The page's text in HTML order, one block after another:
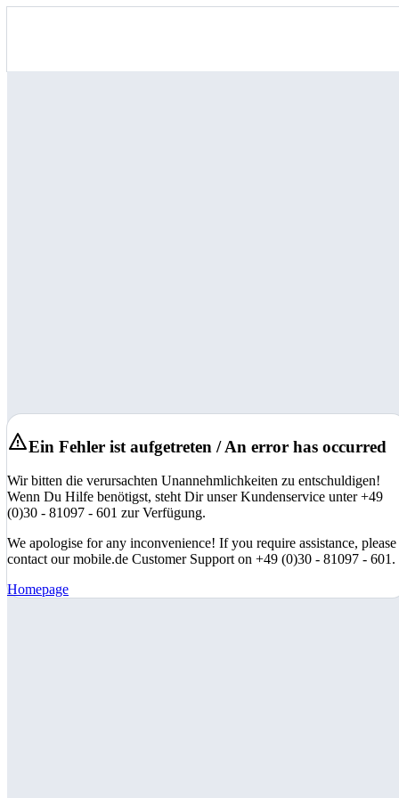
Ein Fehler ist aufgetreten / An error has occurred
Wir bitten die verursachten Unannehmlichkeiten zu entschuldigen!
Wenn Du Hilfe benötigst, steht Dir unser Kundenservice unter +49
(0)30 - 81097 - 601 zur Verfügung.
We apologise for any inconvenience! If you require assistance, please
contact our mobile.de Customer Support on +49 (0)30 - 81097 - 601.
Homepage